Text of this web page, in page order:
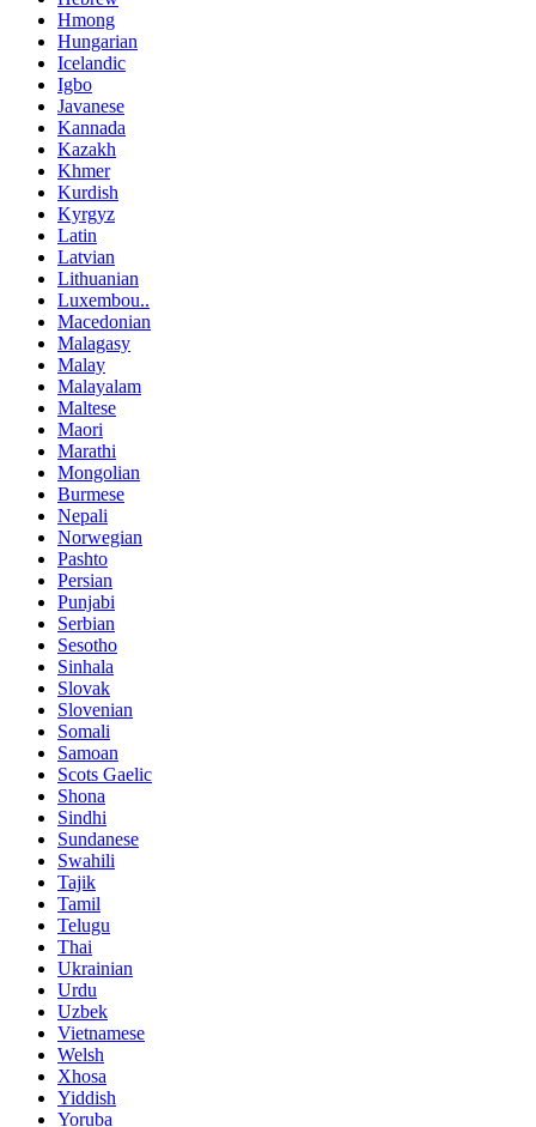
Hmong
Hungarian
Icelandic
Igbo
Javanese
Kannada
Kazakh
Khmer
Kurdish
Kyrgyz
Latin
Latvian
Lithuanian
Luxembou..
Macedonian
Malagasy
Malay
Malayalam
Maltese
Maori
Marathi
Mongolian
Burmese
Nepali
Norwegian
Pashto
Persian
Punjabi
Serbian
Sesotho
Sinhala
Slovak
Slovenian
Somali
Samoan
Scots Gaelic
Shona
Sindhi
Sundanese
Swahili
Tajik
Tamil
Telugu
Thai
Ukrainian
Urdu
Uzbek
Vietnamese
Welsh
Xhosa
Yiddish
Yoruba